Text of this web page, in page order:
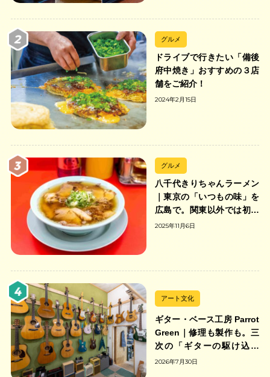
グルメ
ドライブで行きたい「備後
府中焼き」おすすめの３店
舗をご紹介！
2024年2月15日
グルメ
八千代きりちゃんラーメン
｜東京の「いつもの味」を
広島で。関東以外では初の
「ちゃんのれん組合」加盟
2025年11月6日
アート文化
ギター・ベース工房 Parrot
Green｜修理も製作も。三
次の「ギターの駆け込み
寺」
2026年7月30日